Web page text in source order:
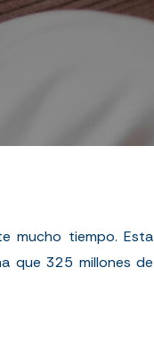
mucho tiempo. Esta
que 325 millones de